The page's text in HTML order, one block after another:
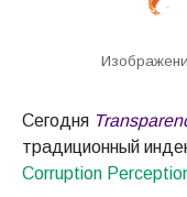
Сегодня
традиционный
Corruption